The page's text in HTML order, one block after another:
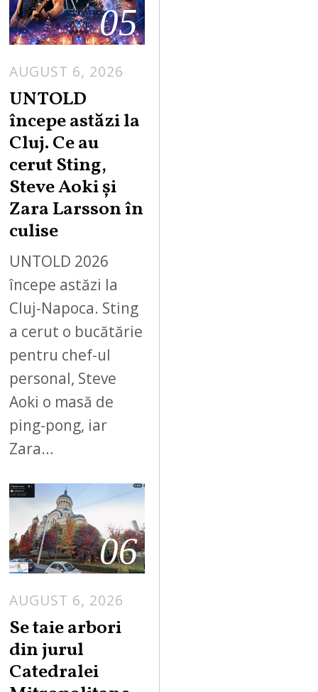
05
AUGUST 6, 2026
UNTOLD
începe astăzi la
Cluj. Ce au
cerut Sting,
Steve Aoki și
Zara Larsson în
culise
UNTOLD 2026
începe astăzi la
Cluj-Napoca. Sting
a cerut o bucătărie
pentru chef-ul
personal, Steve
Aoki o masă de
ping-pong, iar
Zara…
06
AUGUST 6, 2026
Se taie arbori
din jurul
Catedralei